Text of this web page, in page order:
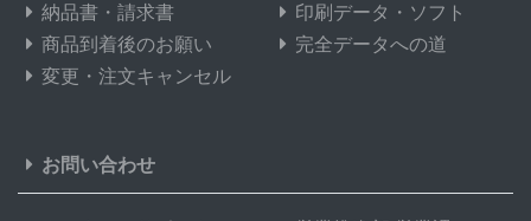
納品書・請求書
商品到着後のお願い
変更・注文キャンセル
印刷データ・ソフト
完全データへの道
お問い合わせ